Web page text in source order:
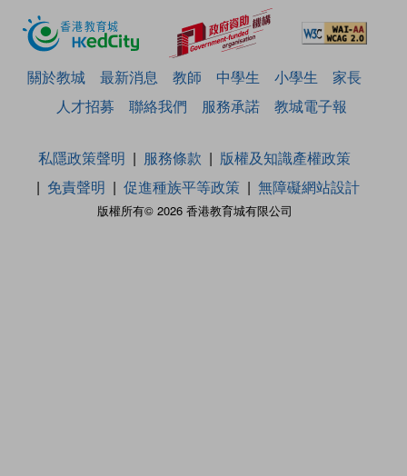
關於教城 最新消息 教師 中學生 小學生
家長
人才招募
聯絡我們 服務承諾 教城電子報
版權所有© 2026 香港教育城有限公司
私隱政策聲明 服務條款
版權及知識產權政策
免責聲明
促進種族平等政策 無障礙網站設計